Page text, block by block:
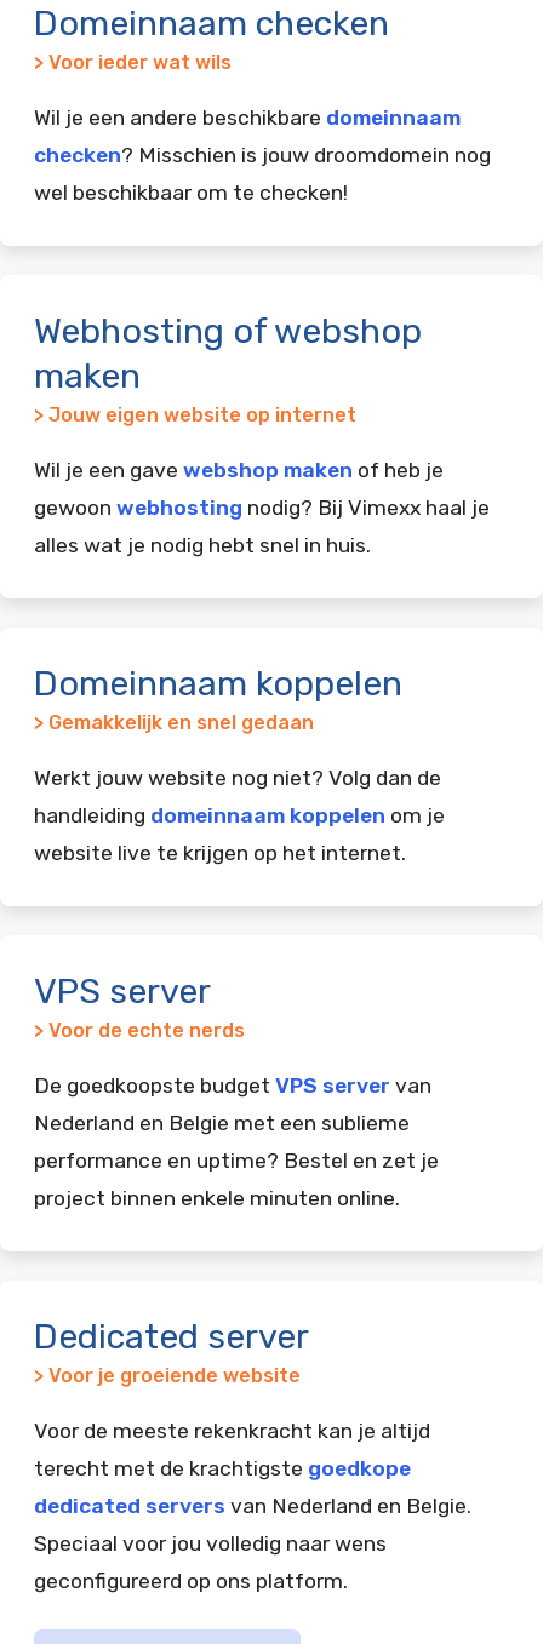
Domeinnaam checken
> Voor ieder wat wils
Wil je een andere beschikbare domeinnaam
checken? Misschien is jouw droomdomein nog
wel beschikbaar om te checken!
Webhosting of webshop
maken
> Jouw eigen website op internet
Wil je een gave webshop maken of heb je
gewoon webhosting nodig? Bij Vimexx haal je
alles wat je nodig hebt snel in huis.
Domeinnaam koppelen
> Gemakkelijk en snel gedaan
Werkt jouw website nog niet? Volg dan de
handleiding domeinnaam koppelen om je
website live te krijgen op het internet.
VPS server
> Voor de echte nerds
De goedkoopste budget VPS server van
Nederland en Belgie met een sublieme
performance en uptime? Bestel en zet je
project binnen enkele minuten online.
Dedicated server
> Voor je groeiende website
Voor de meeste rekenkracht kan je altijd
terecht met de krachtigste goedkope
dedicated servers van Nederland en Belgie.
Speciaal voor jou volledig naar wens
geconfigureerd op ons platform.